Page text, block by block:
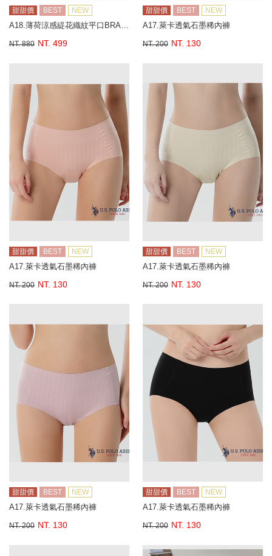
甜甜價 BEST NEW
A18.薄荷涼感緹花織紋平口BRA背心
NT. 880 NT. 499
甜甜價 BEST NEW
A17.萊卡透氣石墨稀內褲
NT. 200 NT. 130
甜甜價 BEST NEW
A17.萊卡透氣石墨稀內褲
NT. 200 NT. 130
甜甜價 BEST NEW
A17.萊卡透氣石墨稀內褲
NT. 200 NT. 130
甜甜價 BEST NEW
A17.萊卡透氣石墨稀內褲
NT. 200 NT. 130
甜甜價 BEST NEW
A17.萊卡透氣石墨稀內褲
NT. 200 NT. 130